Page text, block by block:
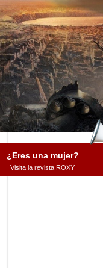
¿Eres una mujer?
Visita la revista ROXY